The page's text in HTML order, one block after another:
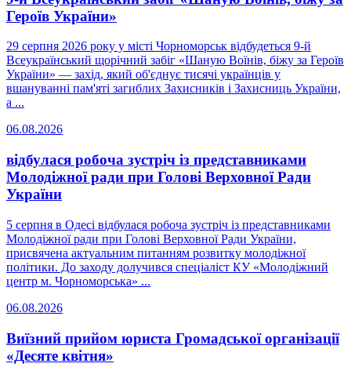
Героїв України»
29 серпня 2026 року у місті Чорноморськ відбудеться 9-й
Всеукраїнський щорічний забіг «Шаную Воїнів, біжу за Героїв
України» — захід, який об'єднує тисячі українців у
вшануванні пам'яті загиблих Захисників і Захисниць України,
а ...
06.08.2026
відбулася робоча зустріч із представниками
Молодіжної ради при Голові Верховної Ради
України
5 серпня в Одесі відбулася робоча зустріч із представниками
Молодіжної ради при Голові Верховної Ради України,
присвячена актуальним питанням розвитку молодіжної
політики. До заходу долучився спеціаліст КУ «Молодіжний
центр м. Чорноморська» ...
06.08.2026
Виїзний прийом юриста Громадської організації
«Десяте квітня»